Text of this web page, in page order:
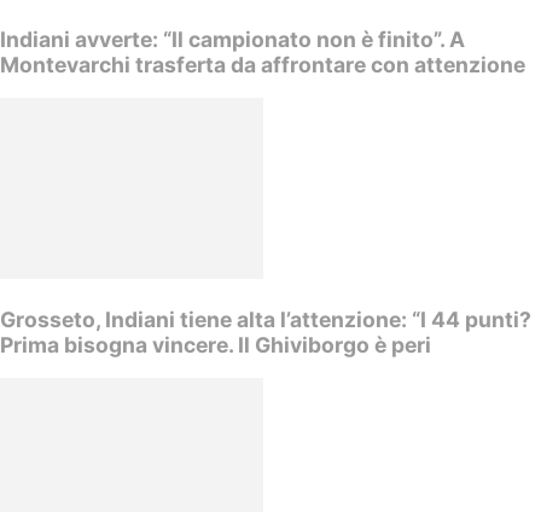
Indiani avverte: “Il campionato non è finito”. A
Montevarchi trasferta da affrontare con attenzione
Grosseto, Indiani tiene alta l’attenzione: “I 44 punti?
Prima bisogna vincere. Il Ghiviborgo è peri